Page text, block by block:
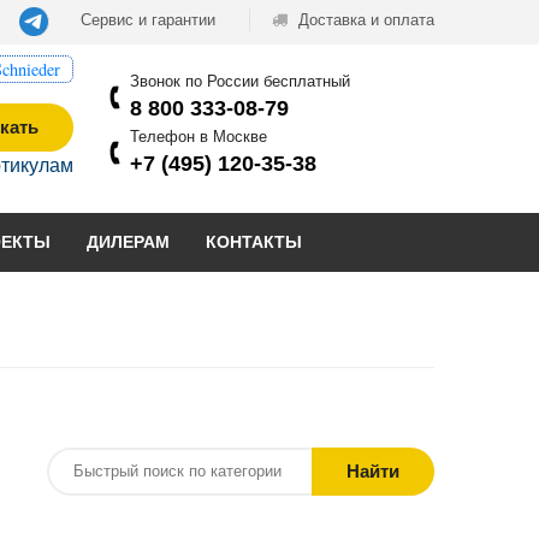
Сервис и гарантии Доставка и оплата
Звонок по России бесплатный
8 800 333-08-79
Телефон в Москве
+7 (495) 120-35-38
ДИЛЕРАМ КОНТАКТЫ
Найти